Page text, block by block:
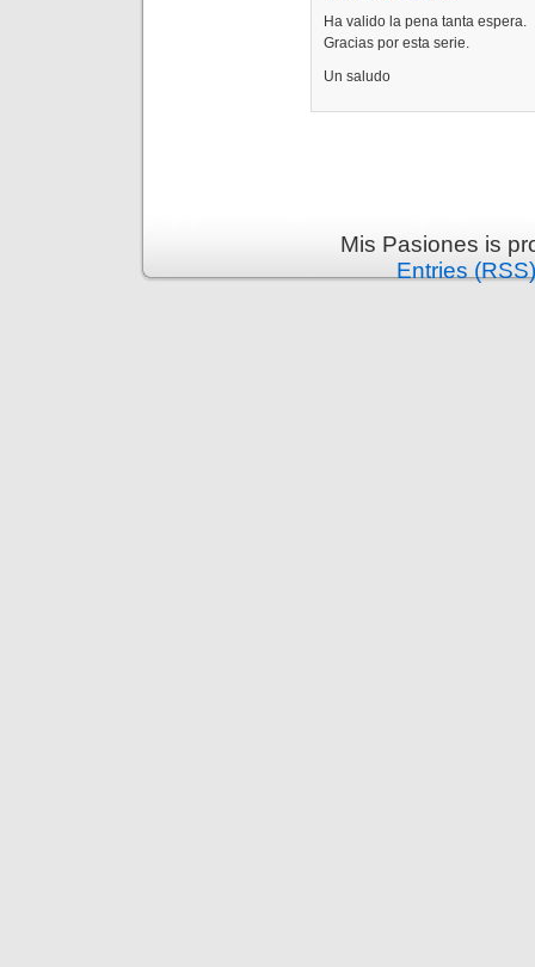
Ha valido la pena tanta espera.
Gracias por esta serie.
Un saludo
Mis Pasiones is
Entries (RSS)